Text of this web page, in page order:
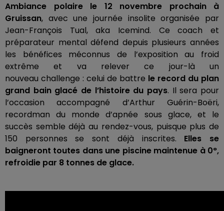
Ambiance polaire le 12 novembre prochain à
Gruissan, avec une journée insolite organisée par
Jean-François Tual,aka Icemind. Ce coach et
préparateur mentaldéfend depuis plusieurs années
les bénéfices méconnus de l’exposition au froid
extrême et va relever ce jour-là un
nouveau challenge : celui de battre le record du plan
grand bain glacé de l’histoire du pays. Il sera pour
l’occasionaccompagné d’ArthurGuérin-Boëri,
recordman du monde d’apnée sous glace, et le
succès semble déjà au rendez-vous, puisque plus de
150 personnes se sont déjà inscrites.
Elles se
baigneront toutes dans une piscine maintenue à 0°,
refroidie par 8 tonnes de glace.